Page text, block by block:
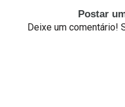
Postar
Deixe um comentário!